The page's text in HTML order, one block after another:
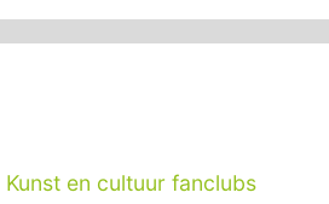
Kunst en cultuur fanclubs